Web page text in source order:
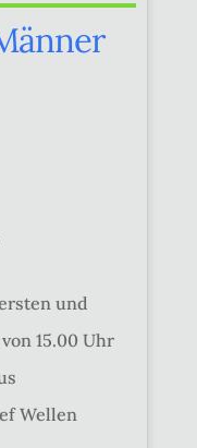
und
15.00 Uhr
Wellen